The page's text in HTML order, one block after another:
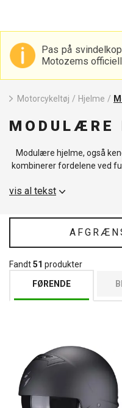
Pas på
Motozems
Motorcykeltøj / Hjelme /
MODULÆRE
Modulære hjelme, også
kombinerer fordelene ved
motorcykelhjelme giver
indtage drikkevarer
konstruktion og
populære på grund af deres
Åben hjelmi byen eller
vis al tekst
Fandt51 produkter
FØRENDE